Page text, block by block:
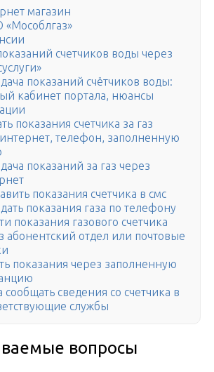
магазин
«Мособлгаз»
счетчиков воды через
показаний счётчиков воды:
кабинет портала, нюансы
показания счетчика за газ
телефон, заполненную
показаний за газ через
показания счетчика в смс
показания газа по телефону
показания газового счетчика
абонентский отдел или почтовые
показания через заполненную
сообщать сведения со счетчика в
службы
вопросы